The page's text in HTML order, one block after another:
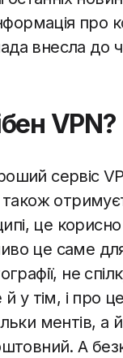
про
внесла
VPN?
сервіс
це
це саме
не
й у тім, і
ментів, а
А